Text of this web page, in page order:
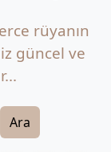
rüyanın
güncel ve
Ara